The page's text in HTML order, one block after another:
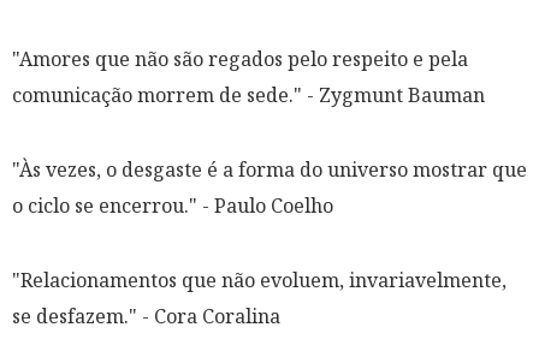
"Amores que não são regados pelo respeito e pela
comunicação morrem de sede." - Zygmunt Bauman
"Às vezes, o desgaste é a forma do universo mostrar que
o ciclo se encerrou." - Paulo Coelho
"Relacionamentos que não evoluem, invariavelmente,
se desfazem." - Cora Coralina